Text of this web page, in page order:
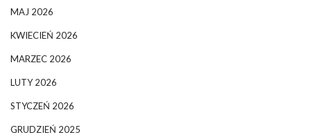
MAJ 2026
KWIECIEŃ 2026
MARZEC 2026
LUTY 2026
STYCZEŃ 2026
GRUDZIEŃ 2025